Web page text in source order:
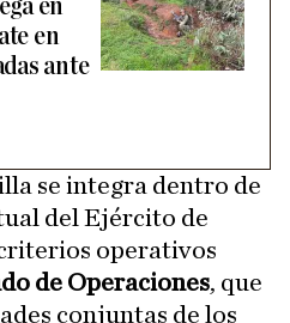
en
en
ante
se integra dentro de
del Ejército de
operativos
de Operaciones, que
conjuntas de los